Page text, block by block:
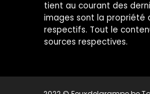
tient au courant des
images sont la propriété
respectifs. Tout le
sources respectives.